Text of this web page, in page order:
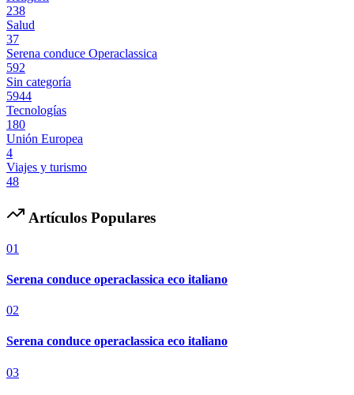
238
Salud
37
Serena conduce Operaclassica
592
Sin categoría
5944
Tecnologías
180
Unión Europea
4
Viajes y turismo
48
Artículos Populares
01
Serena conduce operaclassica eco italiano
02
Serena conduce operaclassica eco italiano
03